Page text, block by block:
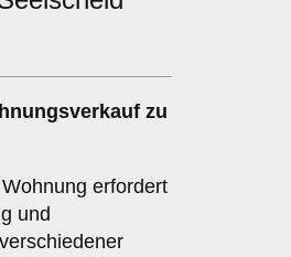
zu
erfordert
und